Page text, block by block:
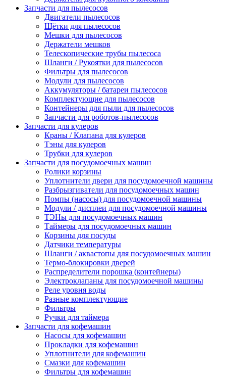
Запчасти для пылесосов
Двигатели пылесосов
Щётки для пылесосов
Мешки для пылесосов
Держатели мешков
Телескопические трубы пылесоса
Шланги / Рукоятки для пылесосов
Фильтры для пылесосов
Модули для пылесосов
Аккумуляторы / батареи пылесосов
Комплектующие для пылесосов
Контейнеры для пыли для пылесосов
Запчасти для роботов-пылесосов
Запчасти для кулеров
Краны / Клапана для кулеров
Тэны для кулеров
Трубки для кулеров
Запчасти для посудомоечных машин
Ролики корзины
Уплотнители двери для посудомоечной машины
Разбрызгиватели для посудомоечных машин
Помпы (насосы) для посудомоечной машины
Модули / дисплеи для посудомоечной машины
ТЭНы для посудомоечных машин
Таймеры для посудомоечных машин
Корзины для посуды
Датчики температуры
Шланги / аквастопы для посудомоечных машин
Термо-блокировки дверей
Распределители порошка (контейнеры)
Электроклапаны для посудомоечной машины
Реле уровня воды
Разные комплектующие
Фильтры
Ручки для таймера
Запчасти для кофемашин
Насосы для кофемашин
Прокладки для кофемашин
Уплотнители для кофемашин
Смазки для кофемашин
Фильтры для кофемашин